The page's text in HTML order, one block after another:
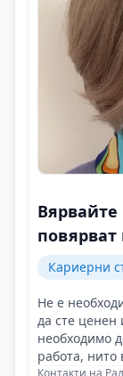
Вярвайте
повярват
Кариерни
Не е
да сте
необходимо
работа, нито
Контакти на